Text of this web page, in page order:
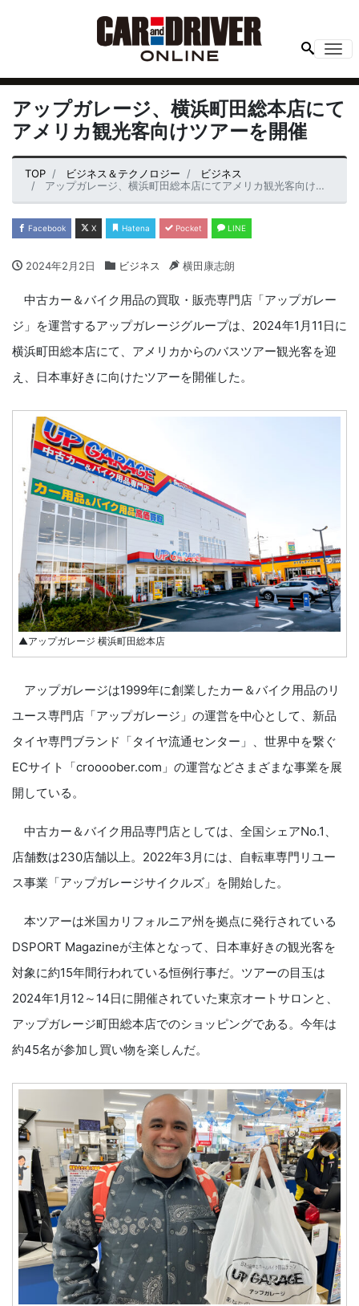
アップガレージ、横浜町田総本店にて
アメリカ観光客向けツアーを開催
TOP ビジネス＆テクノロジー
ビジネス
アップガレージ、横浜町田総本店にてアメリカ観光客向けツアーを開催
Facebook X Hatena Pocket LINE
2024年2月2日 ビジネス 横田康志朗
中古カー＆バイク用品の買取・販売専門店「アップガレー
ジ」を運営するアップガレージグループは、2024年1月11日に
横浜町田総本店にて、アメリカからのバスツアー観光客を迎
え、日本車好きに向けたツアーを開催した。
▲アップガレージ 横浜町田総本店
アップガレージは1999年に創業したカー＆バイク用品のリ
ユース専門店「アップガレージ」の運営を中心として、新品
タイヤ専門ブランド「タイヤ流通センター」、世界中を繋ぐ
ECサイト「croooober.com」の運営などさまざまな事業を展
開している。
中古カー＆バイク用品専門店としては、全国シェアNo.1、
店舗数は230店舗以上。2022年3月には、自転車専門リユー
ス事業「アップガレージサイクルズ」を開始した。
本ツアーは米国カリフォルニア州を拠点に発行されている
DSPORT Magazineが主体となって、日本車好きの観光客を
対象に約15年間行われている恒例行事だ。ツアーの目玉は
2024年1月12～14日に開催されていた東京オートサロンと、
アップガレージ町田総本店でのショッピングである。今年は
約45名が参加し買い物を楽しんだ。